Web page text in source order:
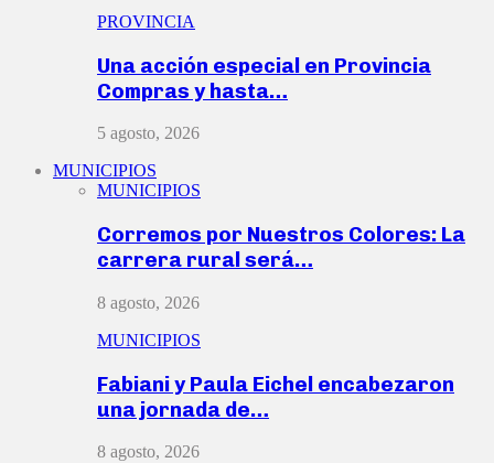
PROVINCIA
Una acción especial en Provincia
Compras y hasta…
5 agosto, 2026
MUNICIPIOS
MUNICIPIOS
Corremos por Nuestros Colores: La
carrera rural será…
8 agosto, 2026
MUNICIPIOS
Fabiani y Paula Eichel encabezaron
una jornada de…
8 agosto, 2026